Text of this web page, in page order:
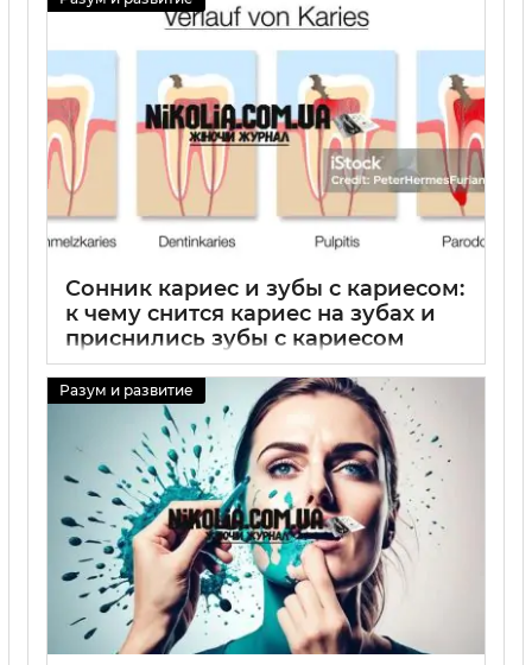
Сонник кариес и зубы с кариесом:
к чему снится кариес на зубах и
приснились зубы с кариесом
Разум и развитие